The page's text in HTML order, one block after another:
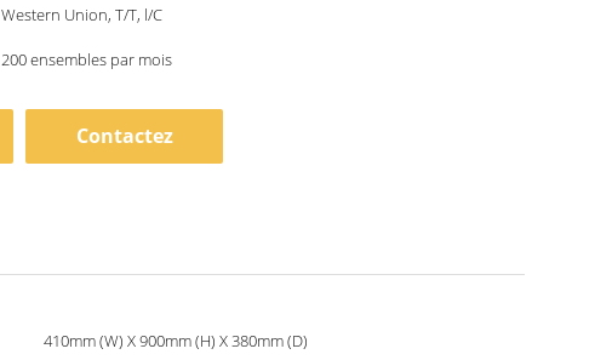
Western Union, T/T, l/C
200 ensembles par mois
Contactez
410mm (W) X 900mm (H) X 380mm (D)